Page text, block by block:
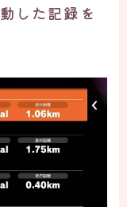
した記録を